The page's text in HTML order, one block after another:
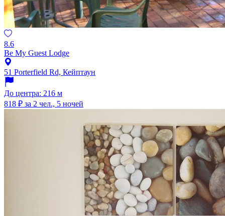
8.6
Be My Guest Lodge
51 Porterfield Rd, Кейптаун
До центра: 216 м
818 ₽ за 2 чел., 5 ночей